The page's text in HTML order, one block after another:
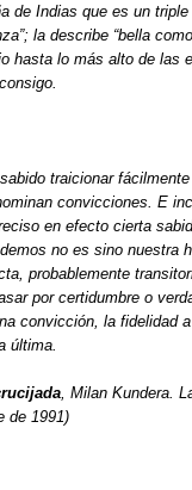
de Indias que es un
la describe “bella
hasta lo más alto de las
traicionar
convicciones. E
en efecto cierta
no es sino nuestra
probablemente
por certidumbre o
convicción, la fidelidad
última.
, Milan Kundera.
de 1991)